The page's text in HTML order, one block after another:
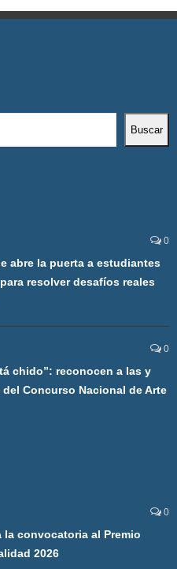
Buscar
0
abre la puerta a estudiantes
resolver desafíos reales
0
chido”: reconocen a las y
Concurso Nacional de Arte
0
la convocatoria al Premio
2026